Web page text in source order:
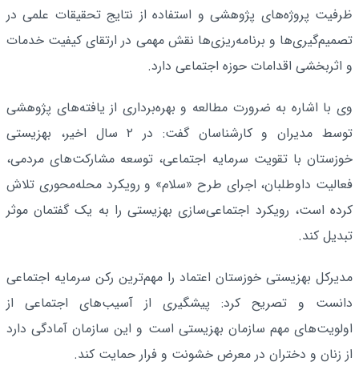
ظرفیت پروژه‌های پژوهشی و استفاده از نتایج تحقیقات علمی در
تصمیم‌گیری‌ها و برنامه‌ریزی‌ها نقش مهمی در ارتقای کیفیت خدمات
و اثربخشی اقدامات حوزه اجتماعی دارد.
وی با اشاره به ضرورت مطالعه و بهره‌برداری از یافته‌های پژوهشی
توسط مدیران و کارشناسان گفت: در ۲ سال اخیر، بهزیستی
خوزستان با تقویت سرمایه اجتماعی، توسعه مشارکت‌های مردمی،
فعالیت داوطلبان، اجرای طرح «سلام» و رویکرد محله‌محوری تلاش
کرده است، رویکرد اجتماعی‌سازی بهزیستی را به یک گفتمان موثر
تبدیل کند.
مدیرکل بهزیستی خوزستان اعتماد را مهم‌ترین رکن سرمایه اجتماعی
دانست و تصریح کرد: پیشگیری از آسیب‌های اجتماعی از
اولویت‌های مهم سازمان بهزیستی است و این سازمان آمادگی دارد
از زنان و دختران در معرض خشونت و فرار حمایت کند.